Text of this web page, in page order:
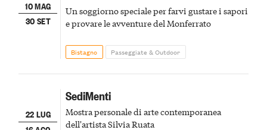
10 MAG
30 SET
Un soggiorno speciale per farvi gustare i sapori
e provare le avventure del Monferrato
Bistagno Passeggiate & Outdoor
22 LUG
SediMenti
Mostra personale di arte contemporanea
dell'artista Silvia Ruata